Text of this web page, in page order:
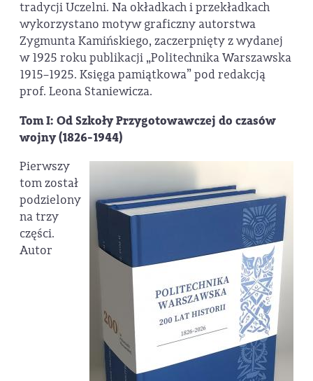
tradycji Uczelni. Na okładkach i przekładkach
wykorzystano motyw graficzny autorstwa
Zygmunta Kamińskiego, zaczerpnięty z wydanej
w 1925 roku publikacji „Politechnika Warszawska
1915–1925. Księga pamiątkowa” pod redakcją
prof. Leona Staniewicza.
Tom I: Od Szkoły Przygotowawczej do czasów
wojny (1826-1944)
Pierwszy
tom został
podzielony
na trzy
części.
Autor